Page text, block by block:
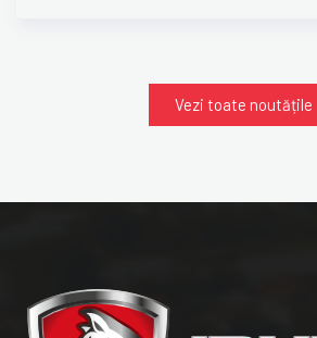
Vezi toate noutățile